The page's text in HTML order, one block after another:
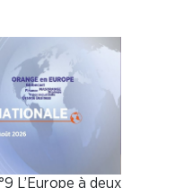
L’Europe à deux